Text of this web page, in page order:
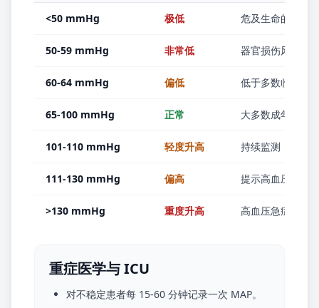
<50 mmHg 极低 危及生命的低灌
50-59 mmHg 非常低 器官损伤风险极
60-64 mmHg 偏低 低于多数临床目
65-100 mmHg 正常 大多数成年人灌
101-110 mmHg 轻度升高 持续监测，视情
111-130 mmHg 偏高 提示高血压风险
>130 mmHg 重度升高 高血压急症风险
重症医学与 ICU
对不稳定患者每 15-60 分钟记录一次 MAP。